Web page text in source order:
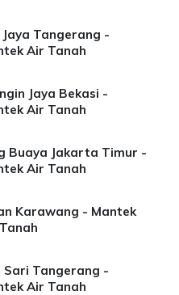
Jaya Tangerang -
Air Tanah
Jaya Bekasi -
Air Tanah
Buaya Jakarta Timur -
Air Tanah
Karawang - Mantek
Sari Tangerang -
Air Tanah